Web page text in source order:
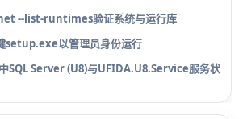
--list-runtimes验证系统与运行库
setup.exe以管理员身份运行
SQL Server (U8)与UFIDA.U8.Service服务状